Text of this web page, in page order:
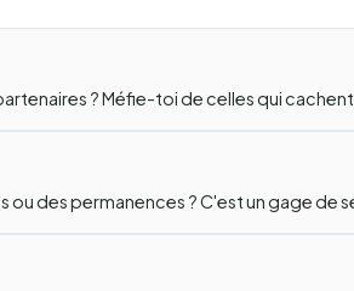
? Méfie-toi de celles qui cachent
des permanences ? C'est un gage de